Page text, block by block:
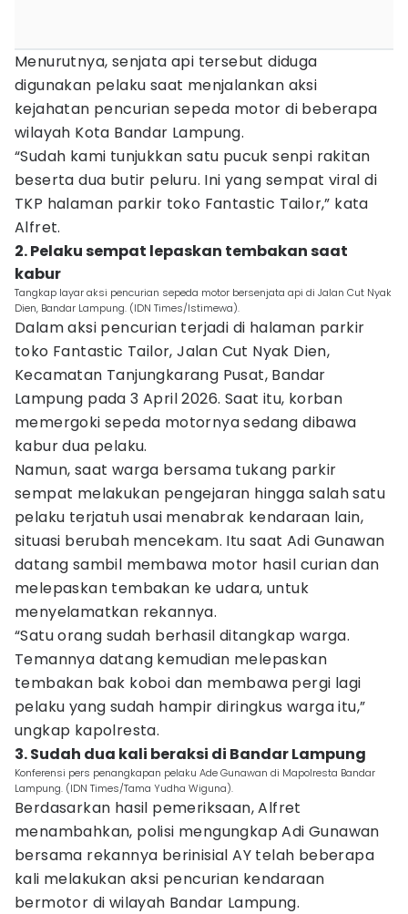
Menurutnya, senjata api tersebut diduga
digunakan pelaku saat menjalankan aksi
kejahatan pencurian sepeda motor di beberapa
wilayah Kota Bandar Lampung.
“Sudah kami tunjukkan satu pucuk senpi rakitan
beserta dua butir peluru. Ini yang sempat viral di
TKP halaman parkir toko Fantastic Tailor,” kata
Alfret.
2. Pelaku sempat lepaskan tembakan saat
kabur
Tangkap layar aksi pencurian sepeda motor bersenjata api di Jalan Cut Nyak
Dien, Bandar Lampung. (IDN Times/Istimewa).
Dalam aksi pencurian terjadi di halaman parkir
toko Fantastic Tailor, Jalan Cut Nyak Dien,
Kecamatan Tanjungkarang Pusat, Bandar
Lampung pada 3 April 2026. Saat itu, korban
memergoki sepeda motornya sedang dibawa
kabur dua pelaku.
Namun, saat warga bersama tukang parkir
sempat melakukan pengejaran hingga salah satu
pelaku terjatuh usai menabrak kendaraan lain,
situasi berubah mencekam. Itu saat Adi Gunawan
datang sambil membawa motor hasil curian dan
melepaskan tembakan ke udara, untuk
menyelamatkan rekannya.
“Satu orang sudah berhasil ditangkap warga.
Temannya datang kemudian melepaskan
tembakan bak koboi dan membawa pergi lagi
pelaku yang sudah hampir diringkus warga itu,”
ungkap kapolresta.
3. Sudah dua kali beraksi di Bandar Lampung
Konferensi pers penangkapan pelaku Ade Gunawan di Mapolresta Bandar
Lampung. (IDN Times/Tama Yudha Wiguna).
Berdasarkan hasil pemeriksaan, Alfret
menambahkan, polisi mengungkap Adi Gunawan
bersama rekannya berinisial AY telah beberapa
kali melakukan aksi pencurian kendaraan
bermotor di wilayah Bandar Lampung.